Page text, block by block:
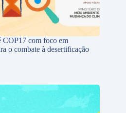
COP17 com foco em
o combate à desertificação